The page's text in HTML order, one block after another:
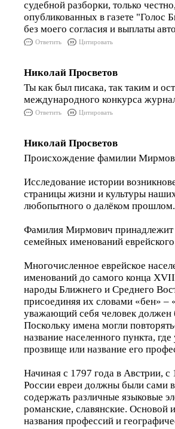
судебной разборки, только
опубликованных в газете
без моего согласия и выплаты
Ответить Цитировать
Николай Просветов
Ты как был писака, так таким и
международного конкурса
Ответить Цитировать
Николай Просветов
Происхождение фамилии
Исследование истории
страницы жизни и культуры
любопытного о далёком прошлом.
Фамилия Мирмович принадлежит
семейных именований
Многочисленное еврейское
именований до самого конца
народы Ближнего и Среднего
присоединяя их словами «бен»
уважающий себя человек должен
Поскольку имена могли
название населенного пункта,
прозвище или название его
Начиная с 1797 года в Австрии,
России евреи должны были сами
содержать различные языковые
романские, славянские. Основой
названия профессий и